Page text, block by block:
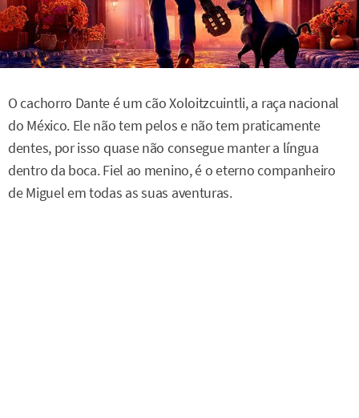
O cachorro Dante é um cão Xoloitzcuintli, a raça nacional
do México. Ele não tem pelos e não tem praticamente
dentes, por isso quase não consegue manter a língua
dentro da boca. Fiel ao menino, é o eterno companheiro
de Miguel em todas as suas aventuras.